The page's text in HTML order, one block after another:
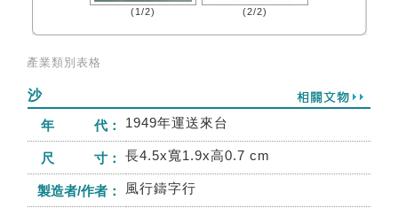
(1/2) (2/2)
產業類別表格
沙
年 代：
1949年運送來台
尺 寸： 長4.5x寬1.9x高0.7 cm
製造者/作者： 風行鑄字行